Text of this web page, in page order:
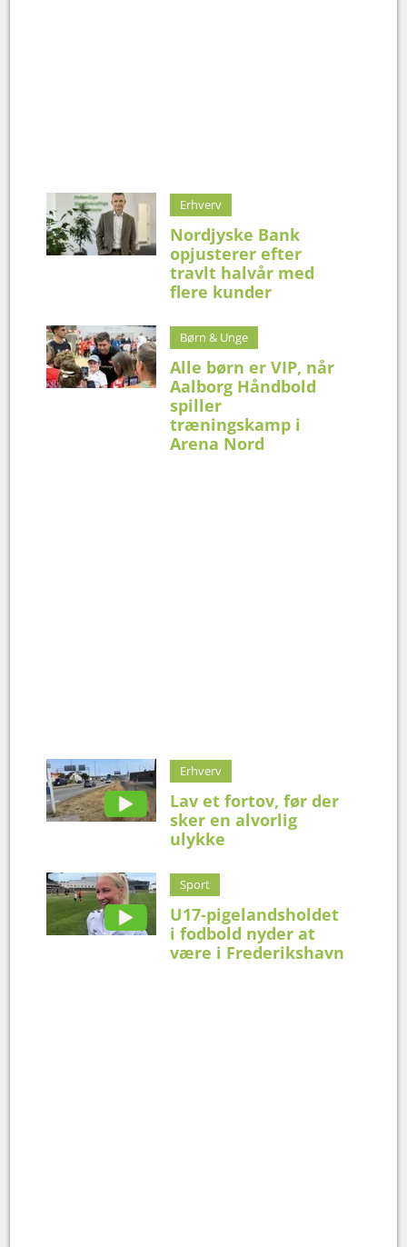
Erhverv
Nordjyske Bank
opjusterer efter
travlt halvår med
flere kunder
Børn & Unge
Alle børn er VIP, når
Aalborg Håndbold
spiller
træningskamp i
Arena Nord
Erhverv
Lav et fortov, før der
sker en alvorlig
ulykke
Sport
U17-pigelandsholdet
i fodbold nyder at
være i Frederikshavn